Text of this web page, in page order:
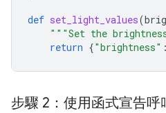
def set_light_values(
"""Set the
return {"brightness" :
步驟 2：使用函式宣告呼